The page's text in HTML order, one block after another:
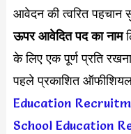
आवेदन की त्वरित पहचान
ऊपर आवेदित पद का नाम
के लिए एक पूर्ण प्रति
पहले प्रकाशित
Education
School Education